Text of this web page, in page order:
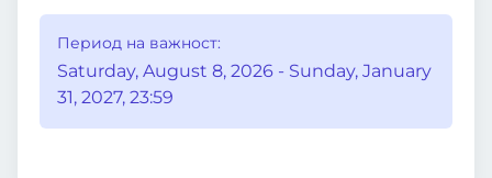
Период на важност:
Saturday, August 8, 2026 - Sunday, January
31, 2027, 23:59